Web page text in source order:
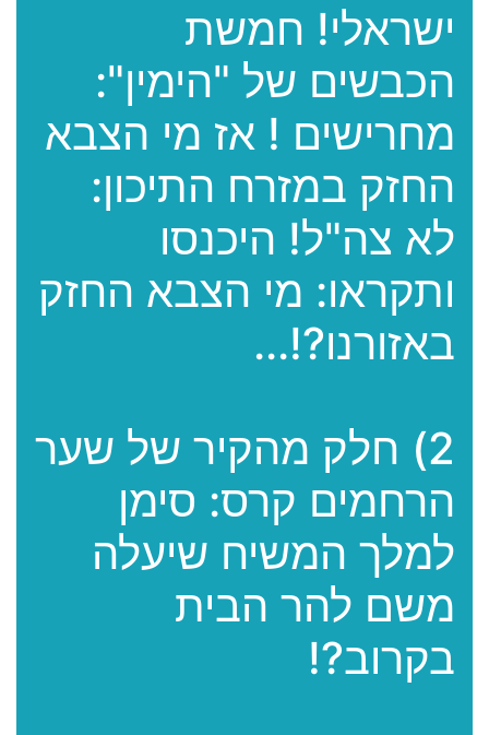
ישראלי! חמשת
הכבשים של "הימין":
מחרישים ! אז מי הצבא
החזק במזרח התיכון:
לא צה"ל! היכנסו
ותקראו: מי הצבא החזק
באזורנו?!...
2) חלק מהקיר של שער
הרחמים קרס: סימן
למלך המשיח שיעלה
משם להר הבית
בקרוב?!